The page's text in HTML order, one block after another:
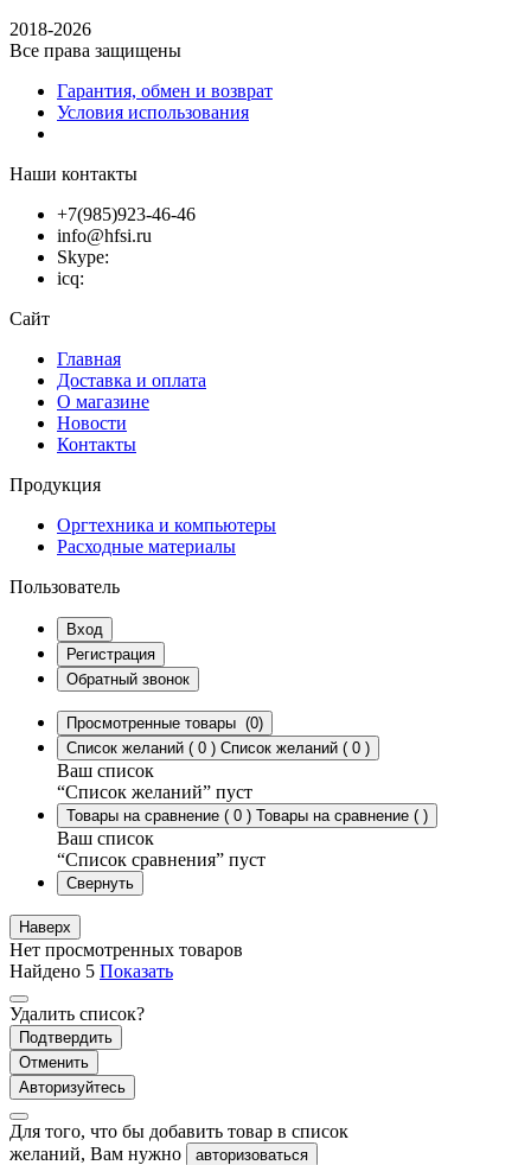
2018-2026
Все права защищены
Гарантия, обмен и возврат
Условия использования
Наши контакты
+7(985)923-46-46
info@hfsi.ru
Skype:
icq:
Сайт
Главная
Доставка и оплата
О магазине
Новости
Контакты
Продукция
Оргтехника и компьютеры
Расходные материалы
Пользователь
Вход
Регистрация
Обратный звонок
Просмотренные товары (0)
Список желаний ( 0 ) Список желаний ( 0 )
Ваш список
“Список желаний” пуст
Товары на сравнение ( 0 ) Товары на сравнение ( )
Ваш список
“Список сравнения” пуст
Свернуть
Наверх
Нет просмотренных товаров
Найдено 5 Показать
Удалить список?
Подтвердить
Отменить
Авторизуйтесь
Для того, что бы добавить товар в список
желаний, Вам нужно
авторизоваться